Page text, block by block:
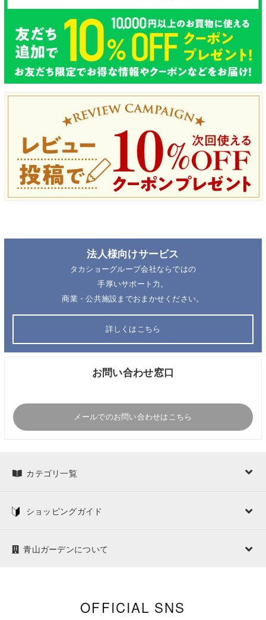
法人様向けサービス
タカショーグループ会社ならではの
手厚いサポート力。
商業・公共施設までおまかせください。
詳しくはこちら
お問い合わせ窓口
メールでのお問い合わせはこちら
カテゴリ一覧
ショッピングガイド
青山ガーデンについて
OFFICIAL SNS